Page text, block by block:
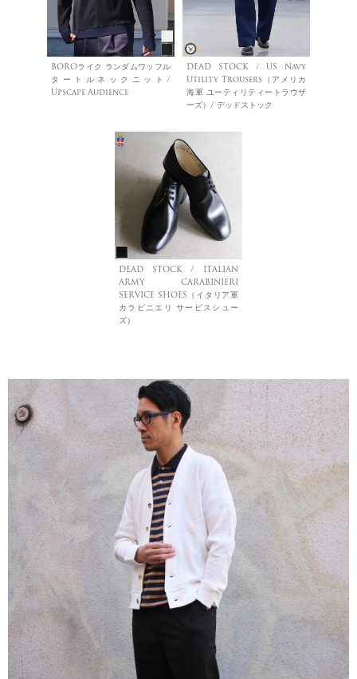
BOROライク ランダムワッフル
タートルネックニット/
Upscape Audience
DEAD STOCK / US Navy
Utility Trousers（アメリカ
海軍 ユーティリティートラウザ
ーズ）/ デッドストック
DEAD STOCK / ITALIAN
ARMY CARABINIERI
SERVICE SHOES（イタリア軍
カラビニエリ サービスシュー
ズ）